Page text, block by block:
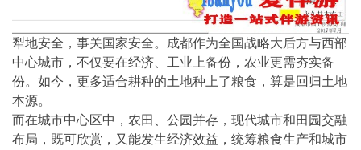
犁地安全，事关国家安全。成都作为全国战略大后方与西部
中心城市，不仅要在经济、工业上备份，农业更需夯实备
份。如今，更多适合耕种的土地种上了粮食，算是回归土地
本源。
而在城市中心区中，农田、公园并存，现代城市和田园交融
布局，既可欣赏，又能发生经济效益，统筹粮食生产和城市